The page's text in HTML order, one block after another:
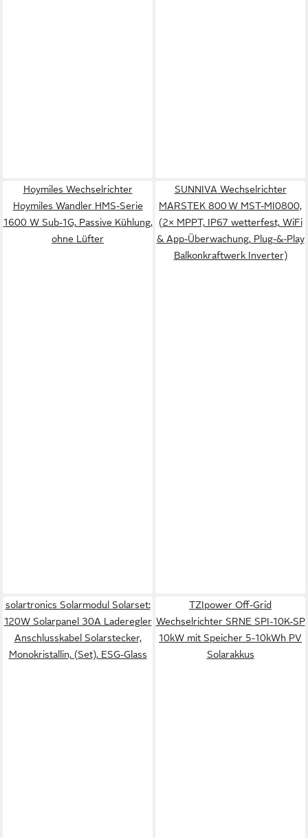
Hoymiles Wechselrichter
Hoymiles Wandler HMS-Serie
1600 W Sub-1G, Passive Kühlung,
ohne Lüfter
SUNNIVA Wechselrichter
MARSTEK 800 W MST-MI0800,
(2× MPPT, IP67 wetterfest, WiFi
& App-Überwachung, Plug-&-Play
Balkonkraftwerk Inverter)
solartronics Solarmodul Solarset:
120W Solarpanel 30A Laderegler
Anschlusskabel Solarstecker,
Monokristallin, (Set), ESG-Glass
TZIpower Off-Grid
Wechselrichter SRNE SPI-10K-SP
10kW mit Speicher 5-10kWh PV
Solarakkus